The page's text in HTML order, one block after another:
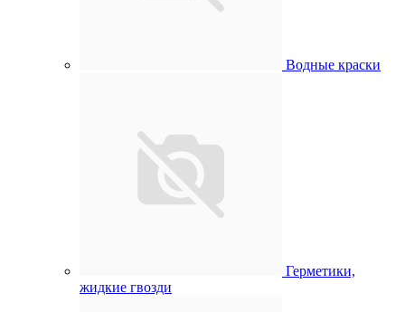
Водные краски
Герметики,
жидкие гвозди